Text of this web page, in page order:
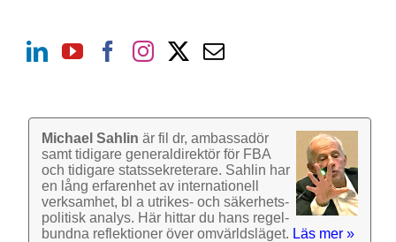
Michael Sahlin är fil dr, ambassadör
samt tidigare general­direktör för FBA
och tidigare stats­sekre­terare. Sahlin har
en lång erfarenhet av inter­nationell
verk­samhet, bl a utrikes- och säkerhets­
politisk analys. Här hittar du hans regel­
bundna reflek­tioner över omvärlds­läget. Läs mer »